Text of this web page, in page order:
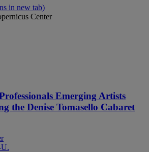
in new tab)
Center
Emerging Artists
the Denise Tomasello Cabaret